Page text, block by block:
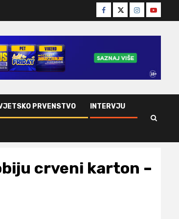
Facebook
TwitterInstagram
Youtube
PRVENSTVO INTERVJU
crveni karton –